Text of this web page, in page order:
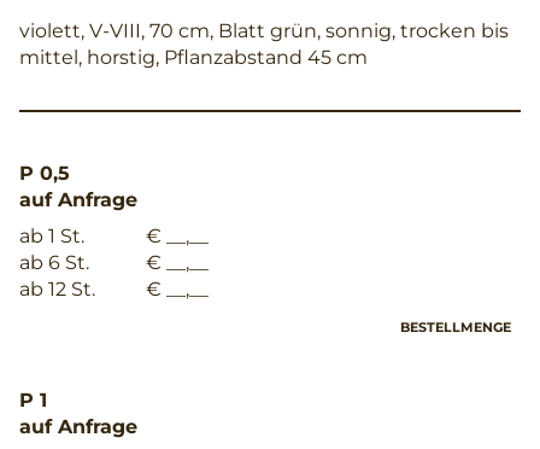
violett, V-VIII, 70 cm, Blatt grün, sonnig, trocken bis
mittel, horstig, Pflanzabstand 45 cm
P 0,5
auf Anfrage
ab 1 St.
€ __,__
ab 6 St.
€ __,__
ab 12 St.
€ __,__
BESTELLMENGE
P 1
auf Anfrage